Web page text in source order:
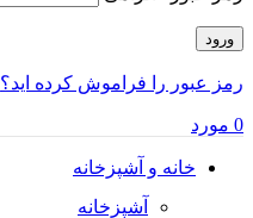
ورود
رمز عبور را فراموش کرده اید؟
0 مورد
خانه و آشپزخانه
آشپزخانه